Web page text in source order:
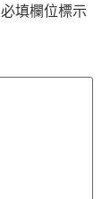
必填欄位標示